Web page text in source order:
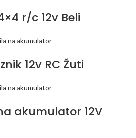
r/c 12v Beli
na akumulator
12v RC Žuti
na akumulator
akumulator 12V